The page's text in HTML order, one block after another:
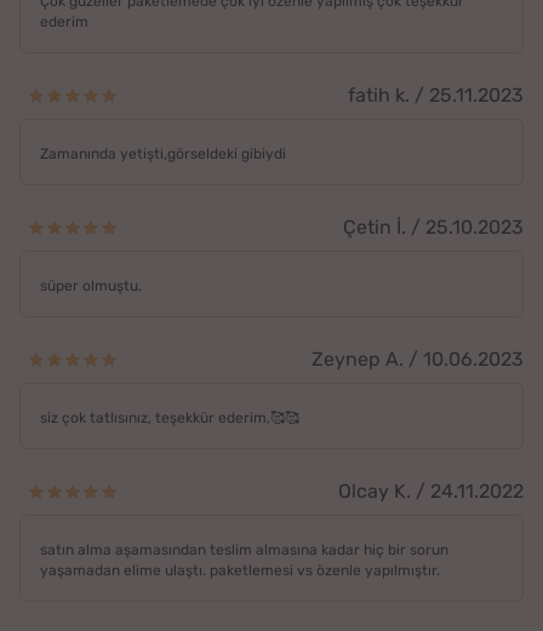
ederim
fatih k. / 25.11.2023
Zamanında yetişti,görseldeki gibiydi
Çetin İ. / 25.10.2023
süper olmuştu.
Zeynep A. / 10.06.2023
siz çok tatlısınız, teşekkür ederim,🥰🥰
Olcay K. / 24.11.2022
satın alma aşamasından teslim almasına kadar hiç bir sorun
yaşamadan elime ulaştı. paketlemesi vs özenle yapılmıştır.